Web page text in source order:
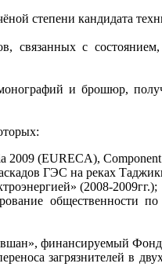
степени кандидата
связанных с
и брошюр,
(EURECA),
ГЭС на реках
(2008-2009гг.);
общественности
финансируемый
загрязнителей в